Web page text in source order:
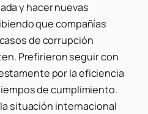
y hacer nuevas
que compañías
de corrupción
Prefirieron seguir con
por la eficiencia
de cumplimiento.
situación internacional